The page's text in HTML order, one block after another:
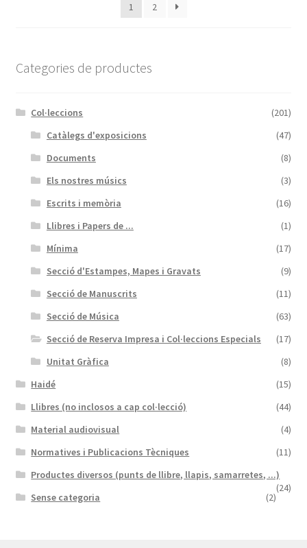
1 2
Categories de productes
Col·leccions
(201)
Catàlegs d'exposicions
(47)
Documents
(8)
Els nostres músics
(3)
Escrits i memòria
(16)
Llibres i Papers de ...
(1)
Mínima
(17)
Secció d'Estampes, Mapes i Gravats
(9)
Secció de Manuscrits
(11)
Secció de Música
(63)
Secció de Reserva Impresa i Col·leccions Especials
(17)
Unitat Gràfica
(8)
Haidé
(15)
Llibres (no inclosos a cap col·lecció)
(44)
Material audiovisual
(4)
Normatives i Publicacions Tècniques
(11)
Productes diversos (punts de llibre, llapis, samarretes, ...)
(24)
Sense categoria (2)